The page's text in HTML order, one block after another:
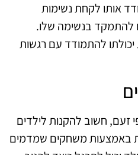
אותו לקחת נשימות
להתמקד בנשימה שלו.
יכולתו להתמודד עם רגשות
חשוב להקנות לילדים
באמצעות משחקים שמדמים